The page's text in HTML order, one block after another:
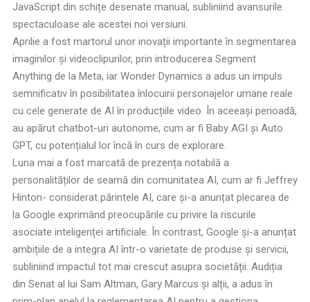
JavaScript din schițe desenate manual, subliniind avansurile
spectaculoase ale acestei noi versiuni.
Aprilie a fost martorul unor inovații importante în segmentarea
imaginilor și videoclipurilor, prin introducerea Segment
Anything de la Meta, iar Wonder Dynamics a adus un impuls
semnificativ în posibilitatea înlocuirii personajelor umane reale
cu cele generate de AI în producțiile video. În aceeași perioadă,
au apărut chatbot-uri autonome, cum ar fi Baby AGI și Auto
GPT, cu potențialul lor încă în curs de explorare.
Luna mai a fost marcată de prezența notabilă a
personalităților de seamă din comunitatea AI, cum ar fi Jeffrey
Hinton- considerat părintele AI, care și-a anunțat plecarea de
la Google exprimând preocupările cu privire la riscurile
asociate inteligenței artificiale. În contrast, Google și-a anunțat
ambițiile de a integra AI într-o varietate de produse și servicii,
subliniind impactul tot mai crescut asupra societății. Audiția
din Senat al lui Sam Altman, Gary Marcus și alții, a adus în